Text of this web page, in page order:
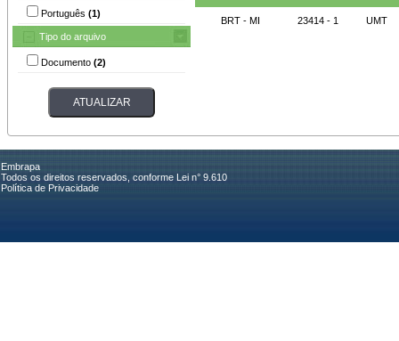
Português (1)
Tipo do arquivo
Documento (2)
BRT - MI 23414 - 1 UMT
Embrapa
Todos os direitos reservados, conforme Lei n° 9.610
Política de Privacidade